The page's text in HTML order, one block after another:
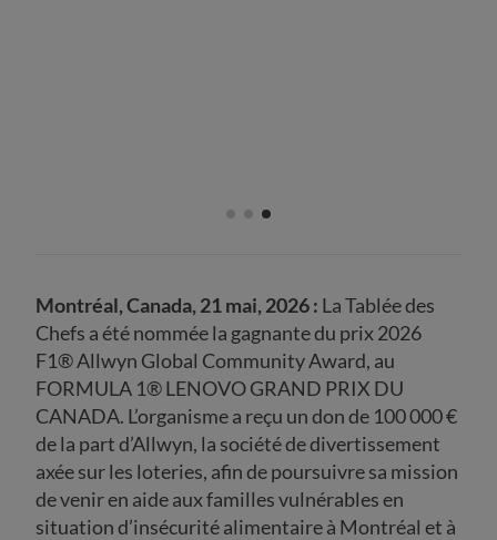
Montréal, Canada, 21 mai, 2026 : La Tablée des
Chefs a été nommée la gagnante du prix 2026
F1® Allwyn Global Community Award, au
FORMULA 1® LENOVO GRAND PRIX DU
CANADA. L’organisme a reçu un don de 100 000 €
de la part d’Allwyn, la société de divertissement
axée sur les loteries, afin de poursuivre sa mission
de venir en aide aux familles vulnérables en
situation d’insécurité alimentaire à Montréal et à